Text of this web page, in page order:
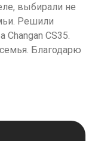
выбирали не
Решили
CS35.
Благодарю